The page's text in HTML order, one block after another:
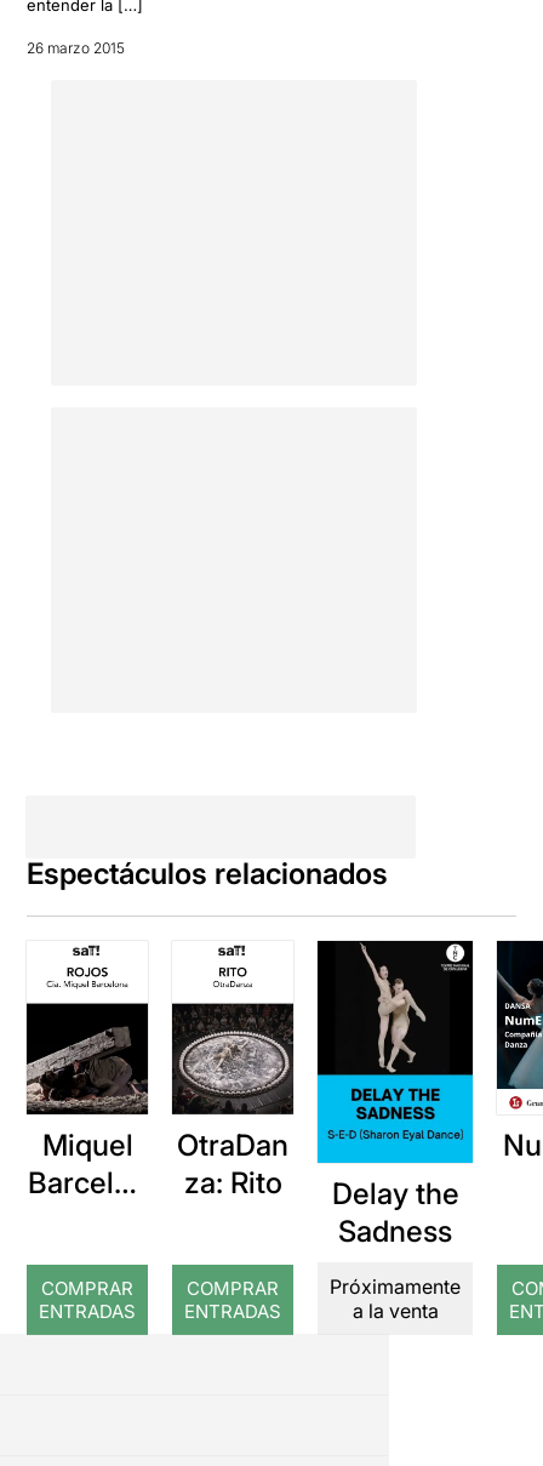
entender la […]
26 marzo 2015
Espectáculos relacionados
Miquel
Barcelon
COMPRAR
ENTRADAS
OtraDan
za: Rito
COMPRAR
ENTRADAS
Delay the
Sadness
Próximamente
a la venta